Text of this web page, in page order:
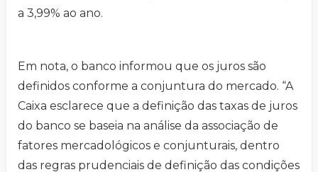
a 3,99% ao ano.
Em nota, o banco informou que os juros são
definidos conforme a conjuntura do mercado. “A
Caixa esclarece que a definição das taxas de juros
do banco se baseia na análise da associação de
fatores mercadológicos e conjunturais, dentro
das regras prudenciais de definição das condições